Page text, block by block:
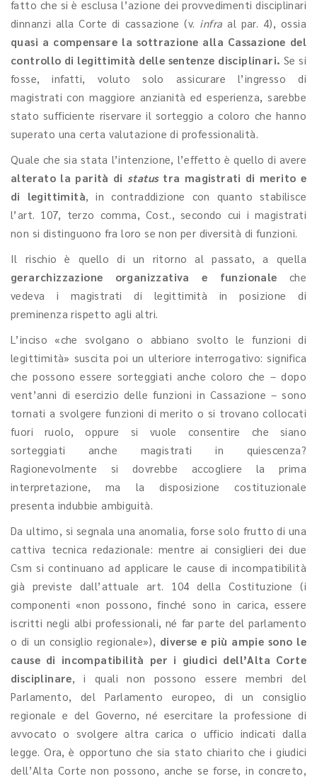
fatto che si è esclusa l’azione dei provvedimenti disciplinari
dinnanzi alla Corte di cassazione (v. infraal par. 4), ossia
quasi a compensare la sottrazione alla Cassazione del
controllo di legittimità delle sentenze disciplinari. Se si
fosse, infatti, voluto solo assicurare l’ingresso di
magistrati con maggiore anzianità ed esperienza, sarebbe
stato sufficiente riservare il sorteggio a coloro che hanno
superato una certa valutazione di professionalità.
Quale che sia stata l’intenzione, l’effetto è quello di avere
alterato la parità di statustra magistrati di merito e
di legittimità, in contraddizione con quanto stabilisce
l’art. 107, terzo comma, Cost., secondo cui i magistrati
non si distinguono fra loro se non per diversità di funzioni.
Il rischio è quello di un ritorno al passato, a quella
gerarchizzazione organizzativa e funzionale che
vedeva i magistrati di legittimità in posizione di
preminenza rispetto agli altri.
L’inciso «che svolgano o abbiano svolto le funzioni di
legittimità» suscita poi un ulteriore interrogativo: significa
che possono essere sorteggiati anche coloro che – dopo
vent’anni di esercizio delle funzioni in Cassazione – sono
tornati a svolgere funzioni di merito o si trovano collocati
fuori ruolo, oppure si vuole consentire che siano
sorteggiati anche magistrati in quiescenza?
Ragionevolmente si dovrebbe accogliere la prima
interpretazione, ma la disposizione costituzionale
presenta indubbie ambiguità.
Da ultimo, si segnala una anomalia, forse solo frutto di una
cattiva tecnica redazionale: mentre ai consiglieri dei due
Csm si continuano ad applicare le cause di incompatibilità
già previste dall’attuale art. 104 della Costituzione (i
componenti «non possono, finché sono in carica, essere
iscritti negli albi professionali, né far parte del parlamento
o di un consiglio regionale»), diverse e più ampie sono le
cause di incompatibilità per i giudici dell’Alta Corte
disciplinare, i quali non possono essere membri del
Parlamento, del Parlamento europeo, di un consiglio
regionale e del Governo, né esercitare la professione di
avvocato o svolgere altra carica o ufficio indicati dalla
legge. Ora, è opportuno che sia stato chiarito che i giudici
dell’Alta Corte non possono, anche se forse, in concreto,